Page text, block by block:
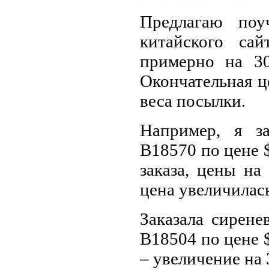
Предлагаю
китайского
примерно на
Окончательная
веса посылки.
Например, я
B18570 по цене
заказа, цены
цена
Заказала
B18504 по цене
– увеличение на